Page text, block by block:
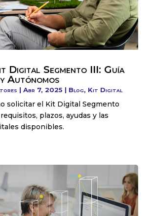
Digital Segmento III: Guía
Autónomos
|Abr 7, 2025 | Blog, Kit Digital
solicitar el Kit Digital Segmento
plazos, ayudas y las
disponibles.